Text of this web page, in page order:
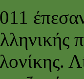
έπεσαν